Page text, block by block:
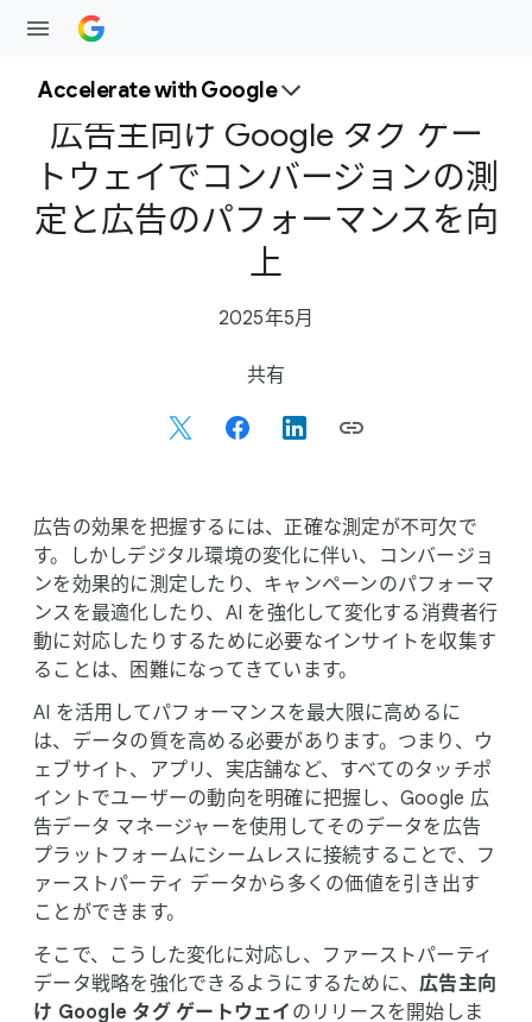
Accelerate with Google
広告主向け Google タグ ゲー
トウェイで​コンバージョンの​測
定と​広告の​パフォーマンスを​向
上
2025年5月
l
M
o
d
u
l
共有
広告の​効果を​把握するには、​正確な​測定が​不可欠で
す。​しかし​デジタル環境の​変化に​伴い、​コンバージョ
ンを​効果的に​測定したり、​キャンペーンの​パフォーマ
ンスを​最適化したり、​AI を​強化して​変化する​消費者行
動に​対応したりする​ために​必要な​インサイトを​収集す
る​ことは、​困難に​なってきています。
AI を​活用して​パフォーマンスを​最大限に​高めるに
は、​データの​質を​高める​必要が​あります。​つまり、​ウ
ェブサイト、​アプリ、​実店舗など、​すべての​タッチポ
イントで​ユーザーの​動向を​明確に​把握し、​Google 広
告データ マネージャーを​使用して​その​データを​広告
プラットフォームに​シームレスに​接続する​ことで、​フ
ァーストパーティ データから​多くの​価値を​引き出す
ことができます。
そこで、​こうした​変化に​対応し、​ファーストパーティ
データ戦略を​強化できるように​する​ために、 ​広告主向
け Google タグ ゲートウェイ の​リリースを​開始しま